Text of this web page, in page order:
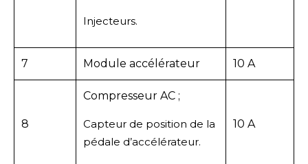
Injecteurs.
7 Module accélérateur 10 A
8
Compresseur AC ;
Capteur de position de la
pédale d’accélérateur.
10 A